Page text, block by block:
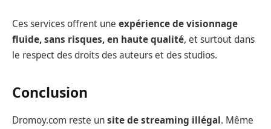
Ces services offrent une expérience de visionnage
fluide, sans risques, en haute qualité, et surtout dans
le respect des droits des auteurs et des studios.
Conclusion
Dromoy.com reste unsite de streaming illégal. Même